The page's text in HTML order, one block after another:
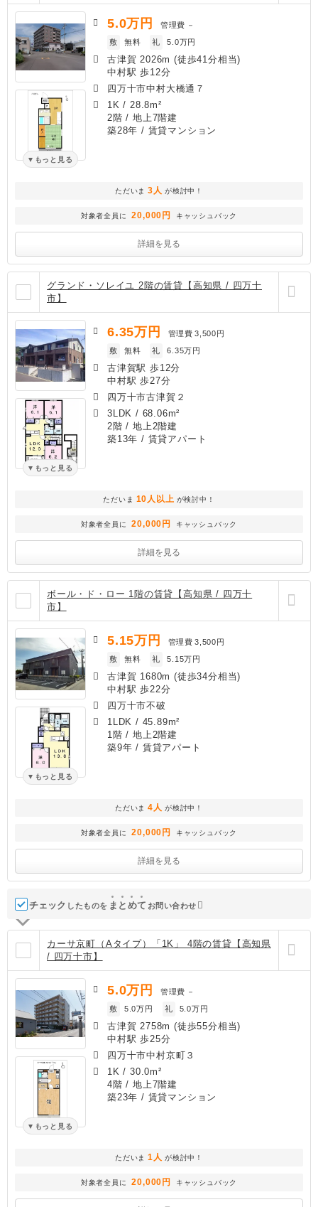
もっと見る
5.0万円 管理費 －
敷
無料 礼 5.0万円
古津賀 2026m (徒歩41分相当)
中村駅 歩12分
四万十市中村大橋通７
1K / 28.8m²
2階 / 地上7階建
築28年 / 賃貸マンション
ただいま 3人 が検討中！
対象者全員に 20,000円 キャッシュバック
詳細を見る
グランド・ソレイユ 2階の賃貸【高知県 / 四万十
市】
もっと見る
6.35万円 管理費 3,500円
敷
無料 礼 6.35万円
古津賀駅 歩12分
中村駅 歩27分
四万十市古津賀２
3LDK / 68.06m²
2階 / 地上2階建
築13年 / 賃貸アパート
ただいま 10人以上 が検討中！
対象者全員に 20,000円 キャッシュバック
詳細を見る
ボール・ド・ロー 1階の賃貸【高知県 / 四万十
市】
もっと見る
5.15万円 管理費 3,500円
敷
無料 礼 5.15万円
古津賀 1680m (徒歩34分相当)
中村駅 歩22分
四万十市不破
1LDK / 45.89m²
1階 / 地上2階建
築9年 / 賃貸アパート
ただいま 4人 が検討中！
対象者全員に 20,000円 キャッシュバック
詳細を見る
チェック したものを ま と めて お問い合わせ
カーサ京町（Aタイプ）「1K」 4階の賃貸【高知県
/ 四万十市】
もっと見る
5.0万円 管理費 －
敷
5.0万円 礼 5.0万円
古津賀 2758m (徒歩55分相当)
中村駅 歩25分
四万十市中村京町３
1K /30.0m²
4階 / 地上7階建
築23年 / 賃貸マンション
ただいま 1人 が検討中！
対象者全員に 20,000円 キャッシュバック